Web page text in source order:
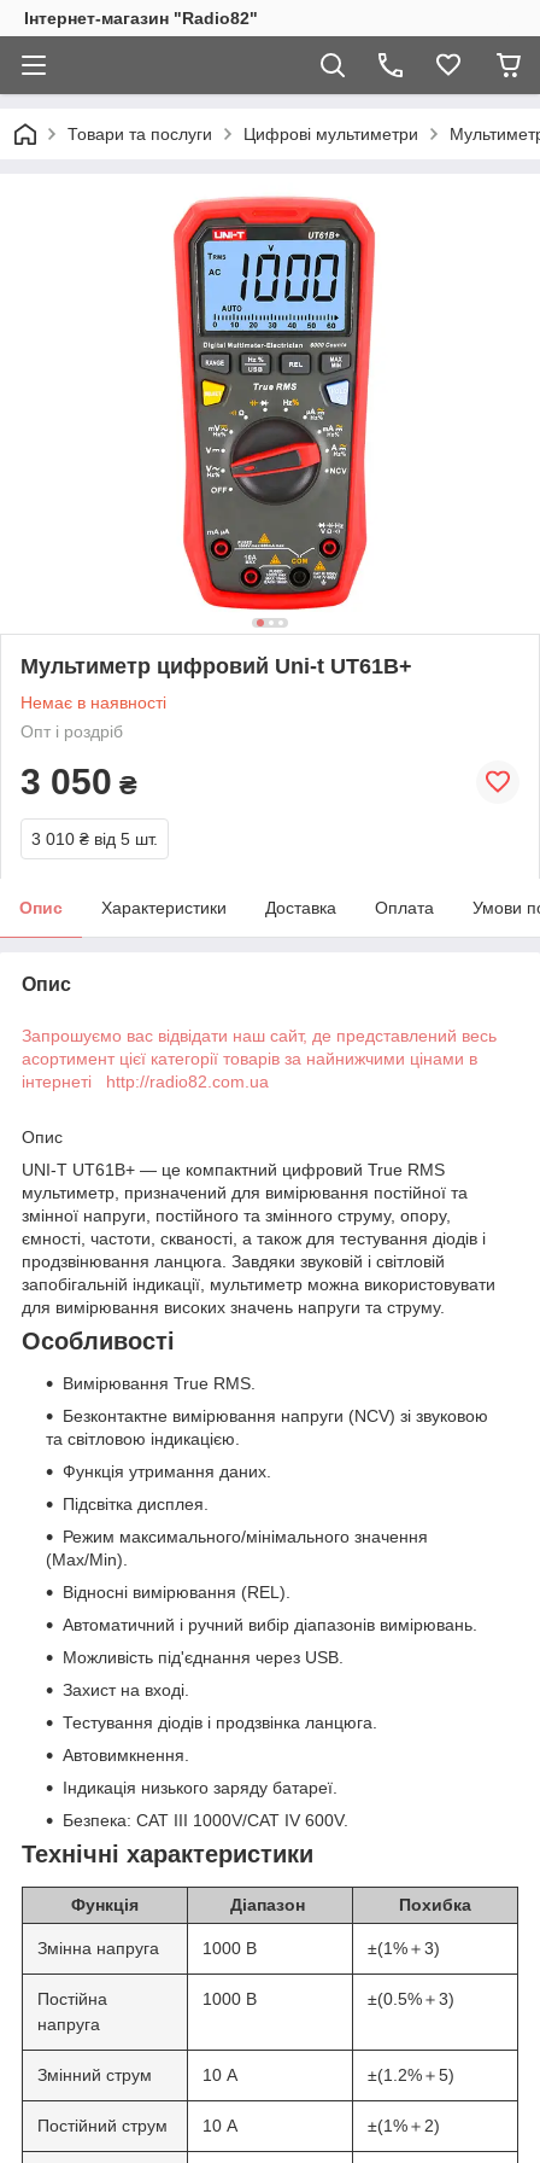
Інтернет-магазин "Radio82"
Товари та послуги Цифрові мультиметри
Мультиметр цифровий Uni-t UT61B+
Немає в наявності
Опт і роздріб
3 050 ₴
3 010 ₴ від 5 шт.
Опис Характеристики Доставка Оплата Умови
Опис
Запрошуємо вас відвідати наш сайт, де представлений весь
асортимент цієї категорії товарів за найнижчими цінами в
інтернеті http://radio82.com.ua
Опис
UNI-T UT61B+ — це компактний цифровий True RMS
мультиметр, призначений для вимірювання постійної та
змінної напруги, постійного та змінного струму, опору,
ємності, частоти, скваності, а також для тестування діодів і
продзвінювання ланцюга. Завдяки звуковій і світловій
запобігальній індикації, мультиметр можна використовувати
для вимірювання високих значень напруги та струму.
Особливості
Вимірювання True RMS.
Безконтактне вимірювання напруги (NCV) зі звуковою
та світловою індикацією.
Функція утримання даних.
Підсвітка дисплея.
Режим максимального/мінімального значення
(Max/Min).
Відносні вимірювання (REL).
Автоматичний і ручний вибір діапазонів вимірювань.
Можливість під'єднання через USB.
Захист на вході.
Тестування діодів і продзвінка ланцюга.
Автовимкнення.
Індикація низького заряду батареї.
Безпека: CAT III 1000V/CAT IV 600V.
Технічні характеристики
Функція Діапазон Похибка
Змінна напруга 1000 В ±(1%＋3)
Постійна
напруга
1000 В ±(0.5%＋3)
Змінний струм 10 А ±(1.2%＋5)
Постійний струм 10 А ±(1%＋2)